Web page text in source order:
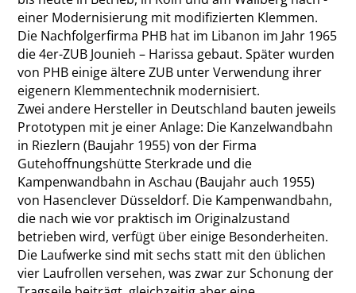
einer Modernisierung mit modifizierten Klemmen.
Die Nachfolgerfirma PHB hat im Libanon im Jahr 1965
die 4er-ZUB Jounieh – Harissa gebaut. Später wurden
von PHB einige ältere ZUB unter Verwendung ihrer
eigenern Klemmentechnik modernisiert.
Zwei andere Hersteller in Deutschland bauten jeweils
Prototypen mit je einer Anlage: Die Kanzelwandbahn
in Riezlern (Baujahr 1955) von der Firma
Gutehoffnungshütte Sterkrade und die
Kampenwandbahn in Aschau (Baujahr auch 1955)
von Hasenclever Düsseldorf. Die Kampenwandbahn,
die nach wie vor praktisch im Originalzustand
betrieben wird, verfügt über einige Besonderheiten.
Die Laufwerke sind mit sechs statt mit den üblichen
vier Laufrollen versehen, was zwar zur Schonung der